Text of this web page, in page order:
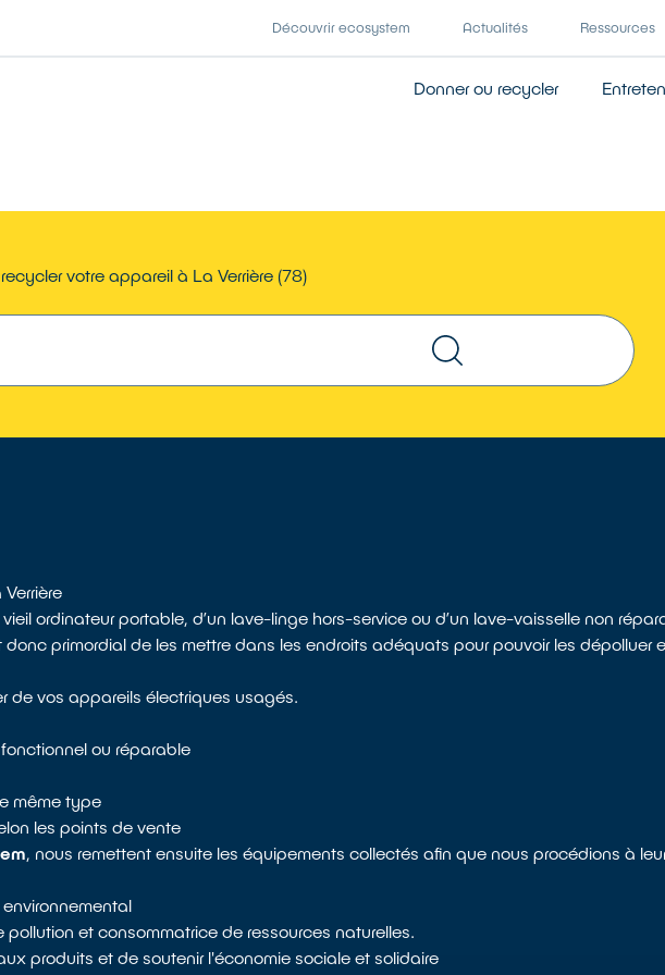
Découvrir ecosystem Actualités Ressources
Donner ou recycler
votre appareil à La Verrière (78)
ordinateur portable, d’un lave-linge hors-service ou d’un lave-vaisselle non
primordial de les mettre dans les endroits adéquats pour pouvoir les dépolluer
de vos appareils électriques usagés.
ou réparable
même type
les points de vente
, nous remettent ensuite les équipements collectés afin que nous procédions à
environnemental
et consommatrice de ressources naturelles.
produits et de soutenir l'économie sociale et solidaire